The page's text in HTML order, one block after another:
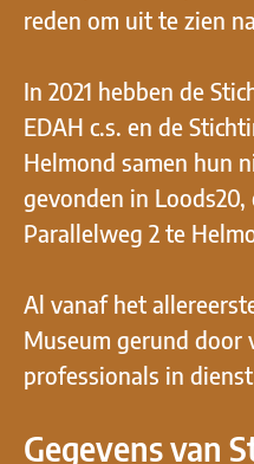
reden om uit te zien
In 2021 hebben de
EDAH c.s. en de
Helmond samen hun
gevonden in
Parallelweg 2 te
Al vanaf het
Museum gerund door
professionals in
Gegevens van